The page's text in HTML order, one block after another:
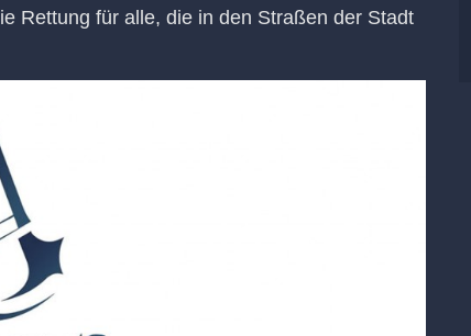
Rettung für alle, die in den Straßen der Stadt